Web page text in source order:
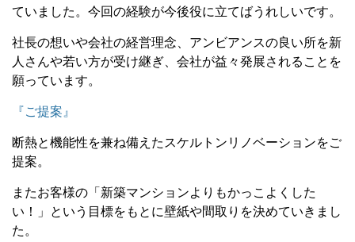
ていました。今回の経験が今後役に立てばうれしいです。
社長の想いや会社の経営理念、アンビアンスの良い所を新
人さんや若い方が受け継ぎ、会社が益々発展されることを
願っています。
『ご提案』
断熱と機能性を兼ね備えたスケルトンリノベーションをご
提案。
またお客様の「新築マンションよりもかっこよくした
い！」という目標をもとに壁紙や間取りを決めていきまし
た。